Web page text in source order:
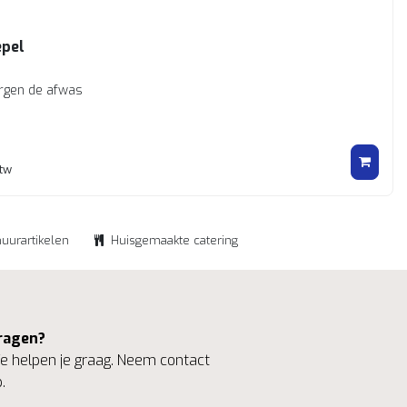
de afwas
Huisgemaakte catering
helpen je graag. Neem contact